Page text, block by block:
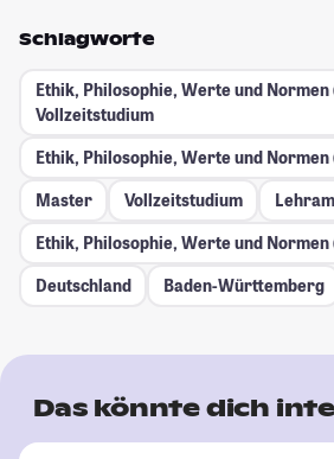
Schlagworte
Ethik, Philosophie, Werte und
Vollzeitstudium
Ethik, Philosophie, Werte und
Master
Vollzeitstudium
Ethik, Philosophie, Werte und Normen
Deutschland
Baden-Württemberg
Das könnte dich